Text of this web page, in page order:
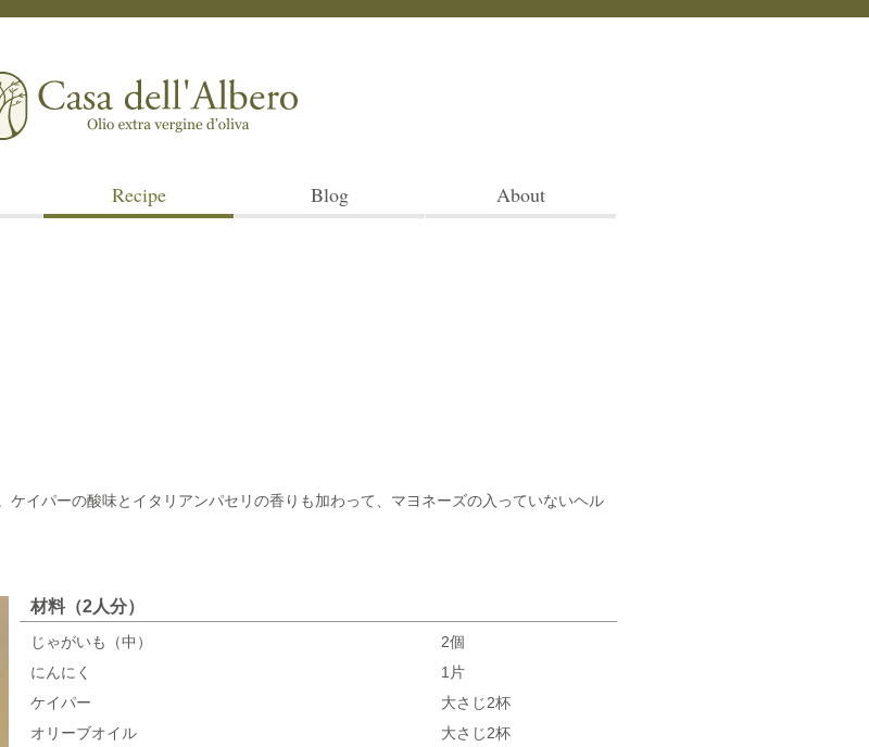
Recipe Blog About
ケイパーの酸味とイタリアンパセリの香りも加わって、マヨネーズの入っていないヘル
材料（2人分）
じゃがいも（中）
2個
にんにく
1片
ケイパー
大さじ2杯
オリーブオイル
大さじ2杯